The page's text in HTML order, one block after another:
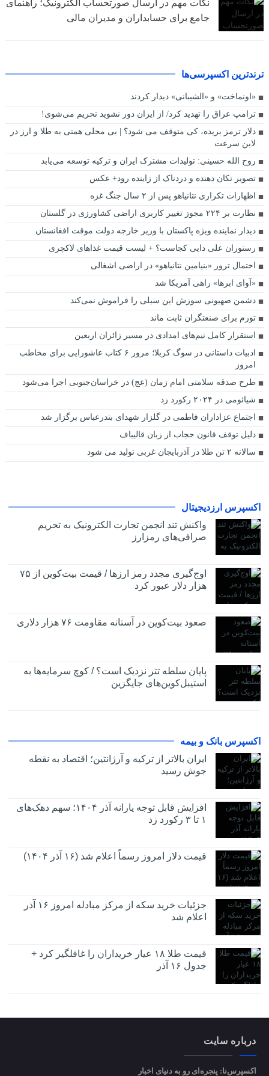
نکات مهم در ارسال صورتحساب الکترونیک؛ راهنمای
جامع برای حسابداران و مدیران مالی
ترندترین اکسپرسی‌ها
«اونماخت» و «الشیبانی» دیدار کردند
ترامپ عراق را تهدید کرد/ از ایران دور نشوید تحریم می‌شوی!
دلار ترمز بریده، کی متوقف می شود؟ | بی محلی همتی به طلا و ارز در
لاین سرعت
روح الله حسینی: تولیدات مشترک ایران و ترکیه توسعه می‌یابد
تصویر تکان دهنده و دردناک از زاینده رود+ عکس
اظهارات تکراری نتانیاهو پس از ۲ سال جنگ غزه
نظارت بر ۲۲۴ مجوز تغییر کاربری اراضی کشاورزی در گلستان
دیدار نماینده ویژه پاکستان با وزیر خارجه دولت موقت افغانستان
رستوران علی دایی کجاست؟ + لیست قیمت غذاهای لاکچری
احتمال ترور «بنیامین نتانیاهو» در اراضی اشغالی
«آوای ابرها» راهی آمریکا شد
دشمن صهیونی سوزش این سیلی را فراموش نمی‌کند
تورم برای صنعتگران ثابت ماند
استقرار کامل تیم‌های امدادی در مسیر زائران اربعین
ادبیات داستانی در سوگ کربلا؛ مرور ۶ کتاب عاشورایی برای مخاطب
امروز
طرح صدقه سلامتی امام زمان (عج) در خراسان‌جنوبی اجرا می‌شود
شیائومی در ۲۰۲۴ رکورد زد
اجتماع عزاداران فاطمی در گلزار شهدای بندرعباس برگزار شد
دلیل توقف قانون حجاب از زبان قالیباف
سالانه ۲ تن طلا در آذربایجان غربی تولید می شود
اکسپرس ارزدیجیتال
واکنش تند انجمن تجارت الکترونیک به تحریم
صرافی‌های رمزارز
اوج‌گیری مجدد رمز ارزها / قیمت بیت‌کوین از ۷۵
هزار دلار عبور کرد
صعود بیت‌کوین در آستانه مقاومت ۷۶ هزار دلاری
پایان سلطه تتر نزدیک است؟ / کوچ سرمایه‌ها به
استیبل‌کوین‌های جایگزین
اکسپرس بانک و بیمه
ایران بالاتر از ترکیه و آرژانتین؛ اقتصاد به نقطه
جوش رسید
افزایش قابل توجه یارانه آذر ۱۴۰۴؛ سهم دهک‌های
۱ تا ۳ رکورد زد
قیمت دلار امروز رسماً اعلام شد (۱۶ آذر ۱۴۰۴)
جزئیات خرید سکه از مرکز مبادله امروز ۱۶ آذر
اعلام شد
قیمت طلا ۱۸ عیار خریداران را غافلگیر کرد +
جدول ۱۶ آذر
درباره سایت
اکسپرس‌نا: پنجره‌ای رو به دنیای اخبار